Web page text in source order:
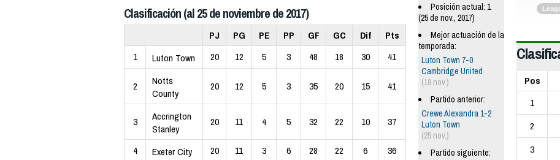
Clasificación (al 25 de noviembre de 2017)
PJ PG PE PP GF GC Dif
Pts
1
Luton Town 20 12 5 3 48 18 30 41
2
Notts
County
20 12 5 3 35 20 15 41
3
Accrington
Stanley
20 11 4 5 32 22 10 37
4 Exeter City 20 11 3 6 28 22 6 36
Posición actual: 1
(25 de nov., 2017)
Mejor actuación de la
temporada:
Luton Town 7-0
Cambridge United
(18 nov.)
Partido anterior:
Crewe Alexandra 1-2
Luton Town
(25 nov.)
Partido siguiente:
Pos
1
2
3